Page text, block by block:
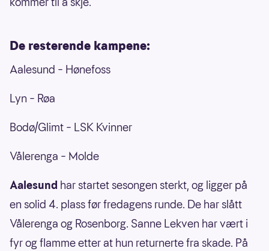
De resterende kampene:
Aalesund – Hønefoss
Lyn – Røa
Bodø/Glimt – LSK Kvinner
Vålerenga – Molde
Aalesund har startet sesongen sterkt, og ligger på
en solid 4. plass før fredagens runde. De har slått
Vålerenga og Rosenborg. Sanne Lekven har vært i
fyr og flamme etter at hun returnerte fra skade. På